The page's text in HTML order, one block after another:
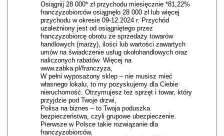
Osiągnij 28 000* zł przychodu miesięcznie *81,22%
franczyzobiorców osiągnęło 28 000 zł lub więcej
przychodu w okresie 09-12.2024 r. Przychód
uzależniony jest od osiągniętego przez
franczyzobiorcę obrotu ze sprzedaży towarów
handlowych (marży), ilości lub wartości zawartych
umów na świadczenie usług okołohandlowych oraz
naliczonych rabatów. Więcej na
www.zabka.pl/franczyza,
W pełni wyposażony sklep – nie musisz mieć
własnego lokalu, to my pozyskujemy dla Ciebie
nieruchomość. Otrzymujesz też sprzęt i towar, który
przyjdzie pod Twoje drzwi,
Polisa na biznes – to Twoja poduszka
bezpieczeństwa, czyli grupowe ubezpieczenie.
Pierwsze w Polsce takie rozwiązanie dla
franczyzobiorców,